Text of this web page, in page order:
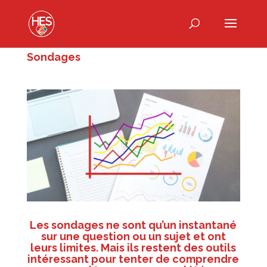
Sondages
Les sondages ne sont qu’un instantané
sur une question ou un sujet et ont
leurs limites. Mais ils restent des outils
intéressant pour tenter de comprendre